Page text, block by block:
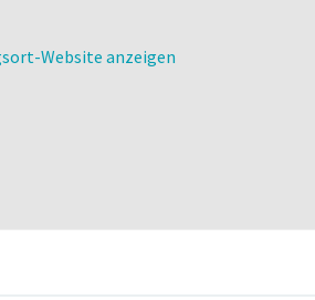
Website anzeigen